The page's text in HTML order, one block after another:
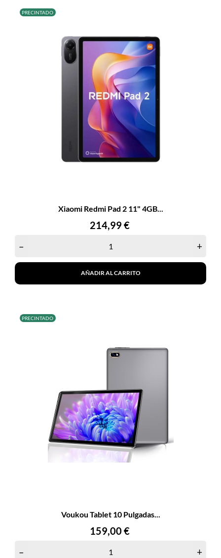
PRECINTADO
Xiaomi Redmi Pad 2 11" 4GB...
Precio
214,99 €
– +
AÑADIR AL CARRITO
PRECINTADO
Voukou Tablet 10 Pulgadas...
Precio
159,00 €
– +